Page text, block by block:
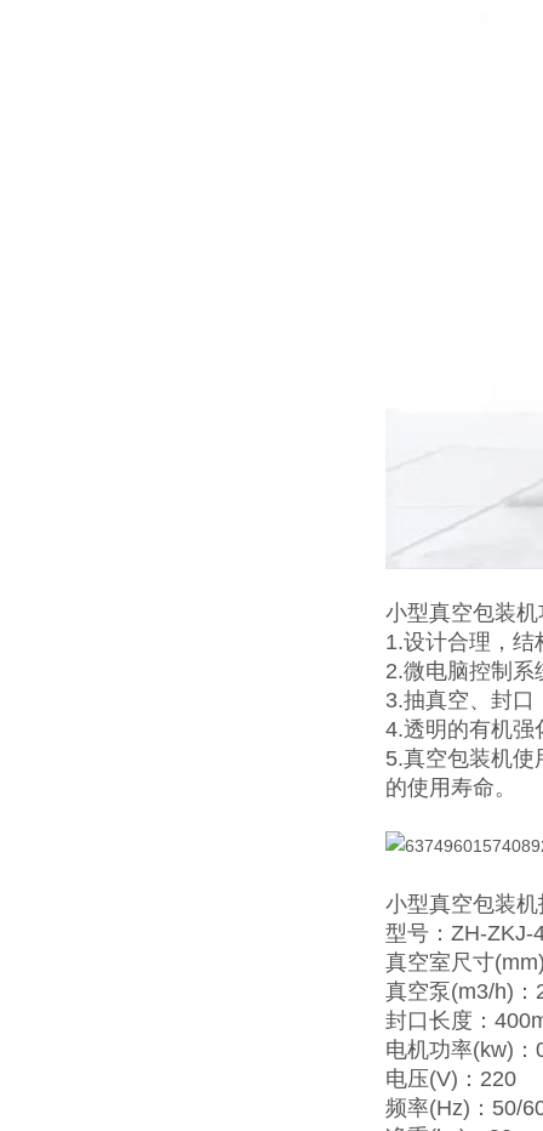
小型真空包装
1.设计合理，结
2.微电脑控制系
3.抽真空、封口
4.透明的有机强
5.真空包装机使
的使用寿命。
小型真空包装
型号：ZH-ZKJ-
真空室尺寸
真空泵(m3/h)：
封口长度：
电机功率(kw)：
电压(V)：220
频率(Hz)：50/